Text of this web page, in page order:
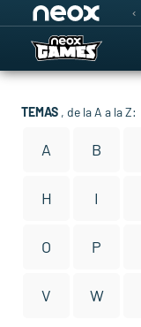
TEMAS , de la A a la Z:
A B
H I
O P
V W